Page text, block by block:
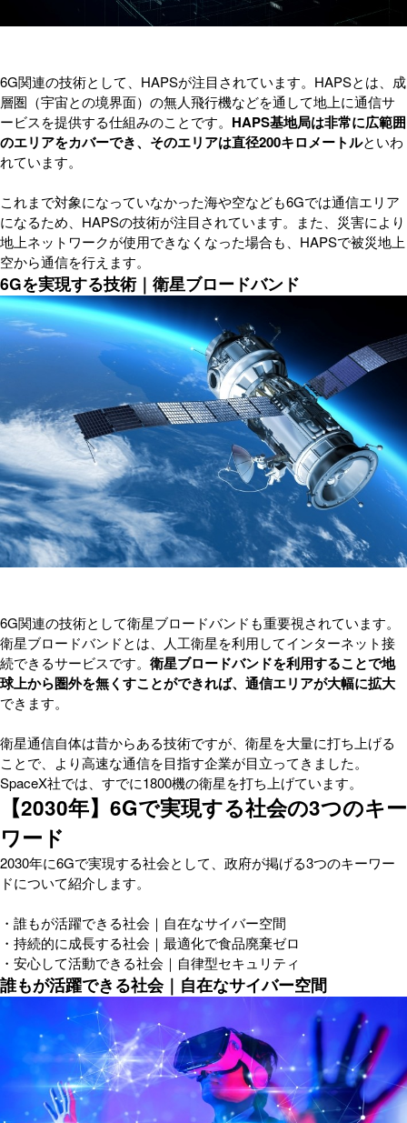
6G関連の技術として、HAPSが注目されています。HAPSとは、成
層圏（宇宙との境界面）の無人飛行機などを通して地上に通信サ
ービスを提供する仕組みのことです。 HAPS基地局は非常に広範囲
のエリアをカバーでき、そのエリアは直径200キロメートルといわ
れています。
これまで対象になっていなかった海や空なども6Gでは通信エリア
になるため、HAPSの技術が注目されています。また、災害により
地上ネットワークが使用できなくなった場合も、HAPSで被災地上
空から通信を行えます。
6Gを実現する技術｜衛星ブロードバンド
6G関連の技術として衛星ブロードバンドも重要視されています。
衛星ブロードバンドとは、人工衛星を利用してインターネット接
続できるサービスです。 衛星ブロードバンドを利用することで地
球上から圏外を無くすことができれば、通信エリアが大幅に拡大
できます。
衛星通信自体は昔からある技術ですが、衛星を大量に打ち上げる
ことで、より高速な通信を目指す企業が目立ってきました。
SpaceX社では、すでに1800機の衛星を打ち上げています。
【2030年】6Gで実現する社会の3つのキー
ワード
2030年に6Gで実現する社会として、政府が掲げる3つのキーワー
ドについて紹介します。
・誰もが活躍できる社会｜自在なサイバー空間
・持続的に成長する社会｜最適化で食品廃棄ゼロ
・安心して活動できる社会｜自律型セキュリティ
誰もが活躍できる社会｜自在なサイバー空間